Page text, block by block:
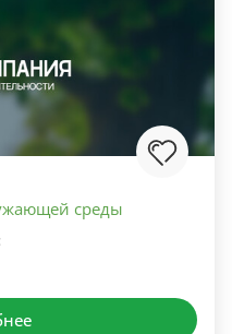
среды